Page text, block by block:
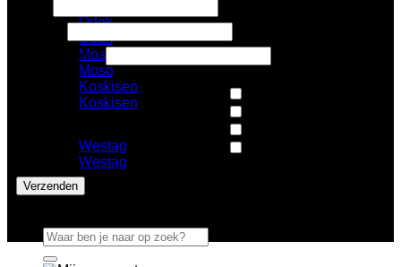
Odek
Odek
Moso
Moso
Koskisen
Koskisen
Westag
Westag
Zoeken
naar:
E-mailadres *